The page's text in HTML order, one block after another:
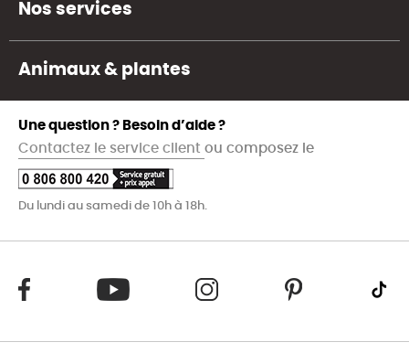
Nos services
Animaux & plantes
Une question ? Besoin d’aide ?
Contactez le service client ou composez le
Du lundi au samedi de 10h à 18h.